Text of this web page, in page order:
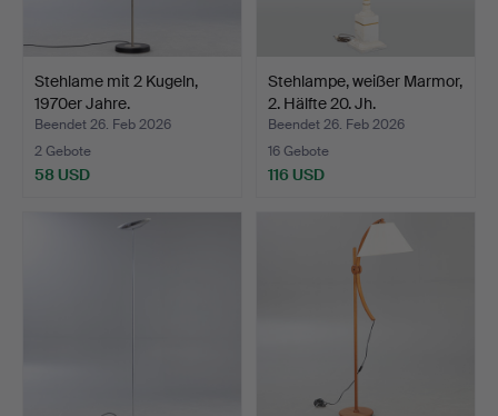
Stehlame mit 2 Kugeln,
1970er Jahre.
Beendet 26. Feb 2026
2 Gebote
58 USD
Stehlampe, weißer Marmor,
2. Hälfte 20. Jh.
Beendet 26. Feb 2026
16 Gebote
116 USD